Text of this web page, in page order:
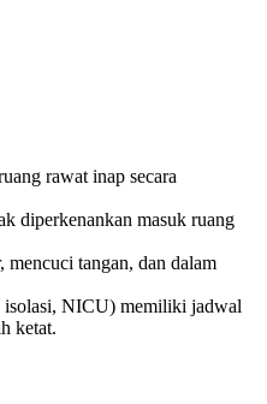
rawat inap secara
diperkenankan masuk ruang
mencuci tangan, dan dalam
NICU) memiliki jadwal
ketat.